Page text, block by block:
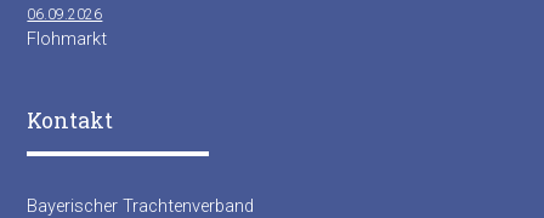
06.09.2026
Flohmarkt
Kontakt
Bayerischer Trachtenverband